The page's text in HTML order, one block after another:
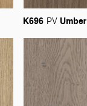
K696 PV Umber